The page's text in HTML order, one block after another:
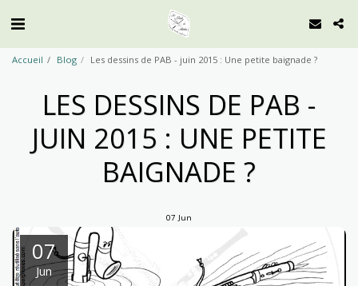
Accueil Blog Les dessins de PAB - juin 2015 : Une petite baignade ?
LES DESSINS DE PAB -
JUIN 2015 : UNE PETITE
BAIGNADE ?
07 Jun
07
Jun